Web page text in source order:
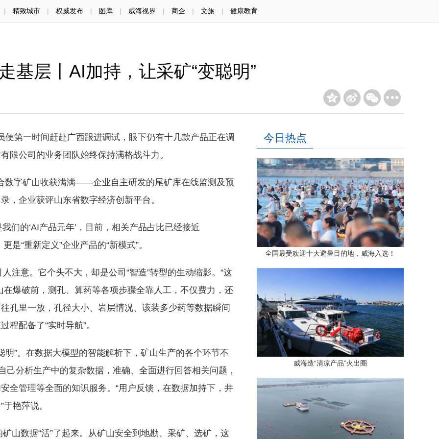
| 精致城市 | 权威发布 | 图库 | 威海视界 | 商企 | 文旅 | 健康教育
基层丨AI加持，让采矿“变聪明”
第一时间赶赴广西跟进调试，眼下仍有十几款产品正在调
公司的业务团队始终保持满格战斗力。
字矿山收获满满——企业自主研发的尾矿库在线监测及预
，企业获评山东省数字经济创新平台。
的‘AI产品元年’，目前，相关产品占比已经接近
是“重新定义”企业产品的“新模式”。
意。它个头不大，却是公司“智造”转型的生动缩影。“这
爆破前，测孔、算药等各项步骤全靠人工，不仅费力，还
孔里一放，孔径大小、岩层情况、该装多少药等数据瞬间
程配备了“实时导航”。
。在数据大模型的智能解析下，矿山生产的各个环节不
己分析生产中的复杂数据，准确、全面进行回答相关问题，
全管理等全面的知识服务。“用户反馈，在数据加持下，井
艳萍说。
数据“活”了起来。从矿山安全到地勘、采矿、选矿，这
今日热点
全国最受欢迎十大避暑目的地，威海入选！
威海造“清凉产品”火出圈